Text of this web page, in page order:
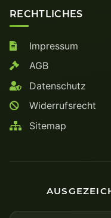
RECHTLICHES
Impressum
AGB
Datenschutz
Widerrufsrecht
Sitemap